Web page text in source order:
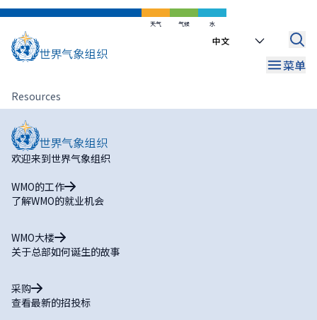
跳
天气 气候 水
Select
菜单
面
包
屑
Resources
欢迎来到世界气象组织
WMO的工作
了解WMO的就业机会
WMO大楼
关于总部如何诞生的故事
采购
查看最新的招投标